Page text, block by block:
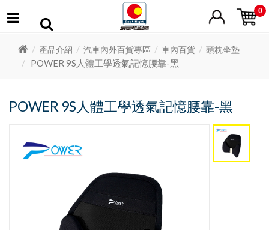
0
產品介紹 汽車內外百貨專區 車內百貨 頭枕坐墊
POWER 9S人體工學透氣記憶腰靠-黑
POWER 9S人體工學透氣記憶腰靠-黑